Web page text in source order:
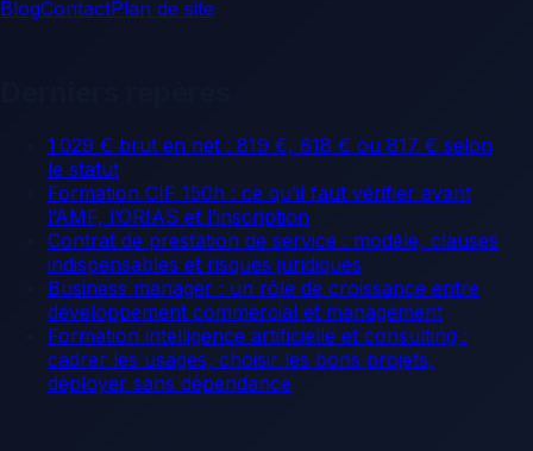
BlogContactPlan de site
1 029 € brut en net : 819 €, 818 € ou 817 € selon
le statut
Formation CIF 150h : ce qu’il faut vérifier avant
l’AMF, l’ORIAS et l’inscription
Contrat de prestation de service : modèle, clauses
indispensables et risques juridiques
Business manager : un rôle de croissance entre
développement commercial et management
Formation intelligence artificielle et consulting :
cadrer les usages, choisir les bons projets,
déployer sans dépendance